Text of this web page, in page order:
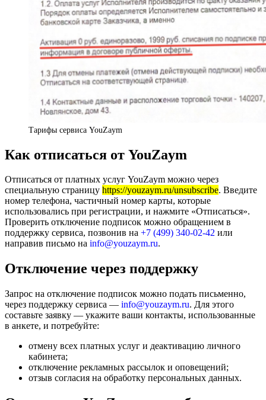
Тарифы сервиса YouZaym
Как отписаться от YouZaym
Отписаться от платных услуг YouZaym можно через
специальную страницу https://youzaym.ru/unsubscribe. Введите
номер телефона, частичный номер карты, которые
использовались при регистрации, и нажмите «Отписаться».
Проверить отключение подписок можно обращением в
поддержку сервиса, позвонив на +7 (499) 340-02-42 или
направив письмо на info@youzaym.ru.
Отключение через поддержку
Запрос на отключение подписок можно подать письменно,
через поддержку сервиса — info@youzaym.ru. Для этого
составьте заявку — укажите ваши контакты, использованные
в анкете, и потребуйте:
отмену всех платных услуг и деактивацию личного
кабинета;
отключение рекламных рассылок и оповещений;
отзыв согласия на обработку персональных данных.